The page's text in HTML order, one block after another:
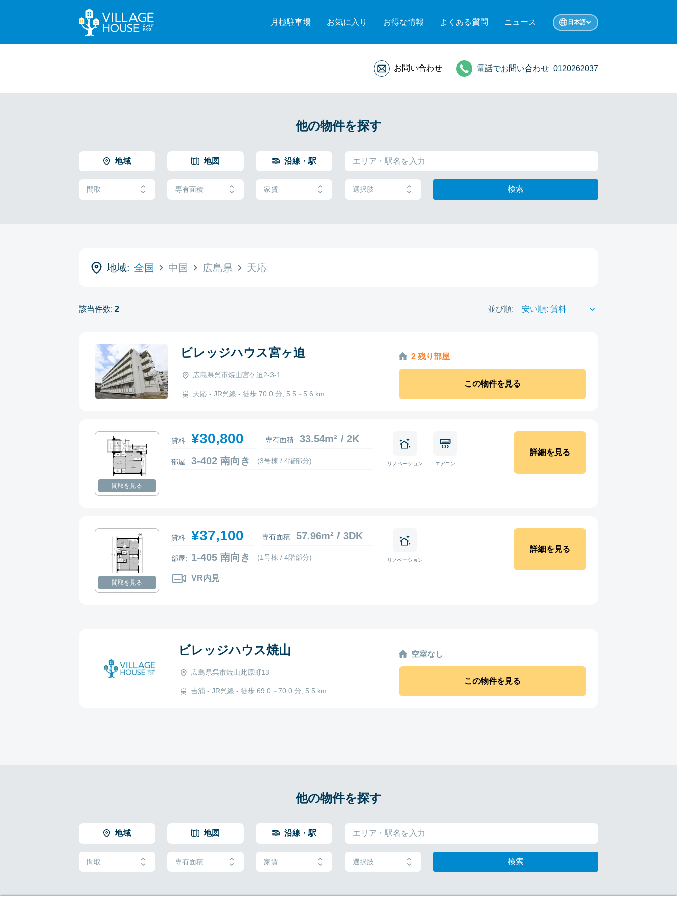
月極駐車場 お気に入り お得な情報 よくある質問 ニュース 日本語
お問い合わせ 電話でお問い合わせ 0120262037
他の物件を探す
地域 地図 沿線・駅
間取 専有面積 家賃 選択肢 検索
地域: 全国 中国 広島県 天応
該当件数: 2 並び順:
ビレッジハウス宮ヶ迫
広島県呉市焼山宮ケ迫2-3-1
天応 - JR呉線 - 徒歩 70.0 分, 5.5～5.6 km
2 残り部屋
この物件を見る
間取を見る
貸料: ¥30,800 専有面積: 33.54m² / 2K
部屋: 3-402 南向き (3号棟 / 4階部分) リノベーション エアコン
詳細を見る
間取を見る
貸料: ¥37,100 専有面積: 57.96m² / 3DK
部屋: 1-405 南向き (1号棟 / 4階部分)
VR内見
リノベーション
詳細を見る
ビレッジハウス焼山
広島県呉市焼山此原町13
吉浦 - JR呉線 - 徒歩 69.0～70.0 分, 5.5 km
空室なし
この物件を見る
他の物件を探す
地域 地図 沿線・駅
間取 専有面積 家賃 選択肢 検索